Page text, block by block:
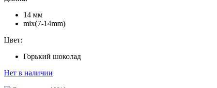
14 мм
mix(7-14mm)
Цвет:
Горький шоколад
Нет в наличии